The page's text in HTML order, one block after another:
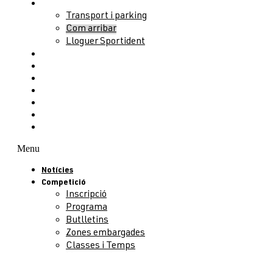
Transport i parking
Com arribar
Lloguer Sportident
Menu
Notícies
Competició
Inscripció
Programa
Butlletins
Zones embargades
Classes i Temps